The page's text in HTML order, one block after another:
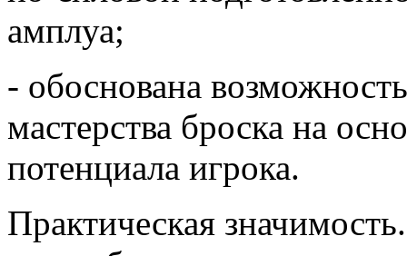
амплуа;
- обоснована
мастерства броска на
потенциала игрока.
Практическая